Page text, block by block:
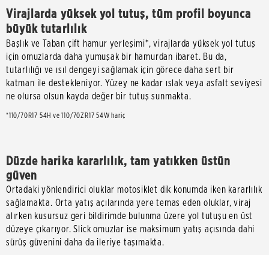
Virajlarda yüksek yol tutuş, tüm profil boyunca
büyük tutarlılık
Başlık ve Taban çift hamur yerleşimi*, virajlarda yüksek yol tutuş
için omuzlarda daha yumuşak bir hamurdan ibaret. Bu da,
tutarlılığı ve ısıl dengeyi sağlamak için görece daha sert bir
katman ile destekleniyor. Yüzey ne kadar ıslak veya asfalt seviyesi
ne olursa olsun kayda değer bir tutuş sunmakta.
*110/70R17 54H ve 110/70ZR17 54W hariç
Düzde harika kararlılık, tam yatıkken üstün
güven
Ortadaki yönlendirici oluklar motosiklet dik konumda iken kararlılık
sağlamakta. Orta yatış açılarında yere temas eden oluklar, viraj
alırken kusursuz geri bildirimde bulunma üzere yol tutuşu en üst
düzeye çıkarıyor. Slick omuzlar ise maksimum yatış açısında dahi
sürüş güvenini daha da ileriye taşımakta.